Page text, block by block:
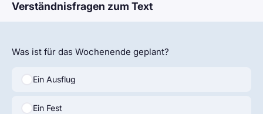
Verständnisfragen zum Text
Was ist für das Wochenende geplant?
Ein Ausflug
Ein Fest